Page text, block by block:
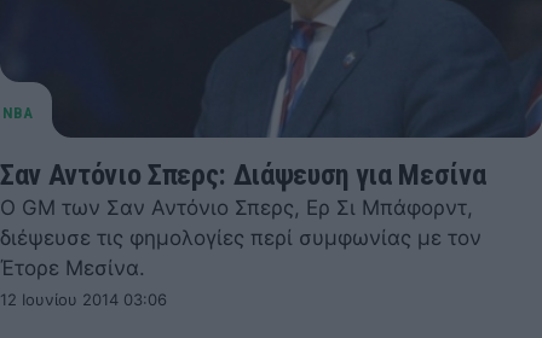
Σαν Αντόνιο Σπερς: Διάψευση για Μεσίνα
O GM των Σαν Αντόνιο Σπερς, Ερ Σι Μπάφορντ,
διέψευσε τις φημολογίες περί συμφωνίας με τον
Έτορε Μεσίνα.
12 Ιουνίου 2014 03:06